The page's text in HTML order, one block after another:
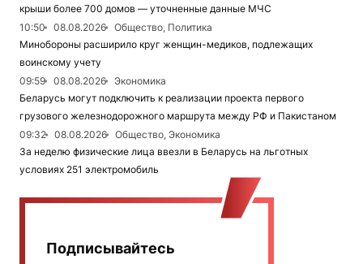
крыши более 700 домов — уточненные данные МЧС
10:50
08.08.2026
Общество, Политика
Минобороны расширило круг женщин-медиков, подлежащих
воинскому учету
09:59
08.08.2026
Экономика
Беларусь могут подключить к реализации проекта первого
грузового железнодорожного маршрута между РФ и Пакистаном
09:32
08.08.2026
Общество, Экономика
За неделю физические лица ввезли в Беларусь на льготных
условиях 251 электромобиль
Подписывайтесь